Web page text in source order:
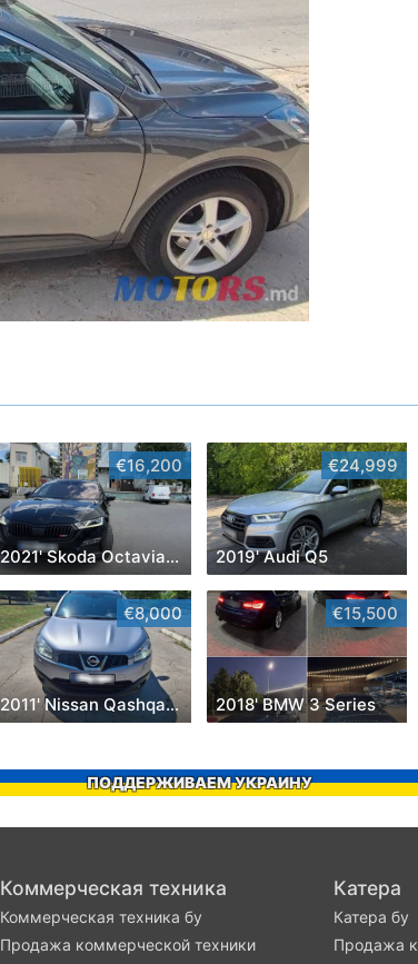
€16,200
2021' Skoda Octavia Rs
€24,999
2019' Audi Q5
€8,000
2011' Nissan Qashqai+2
€15,500
2018' BMW 3 Series
ПОДДЕРЖИВАЕМ УКРАИНУ
Коммерческая техника
Коммерческая техника бу
Продажа коммерческой техники
Катера
Катера бу
Продажа